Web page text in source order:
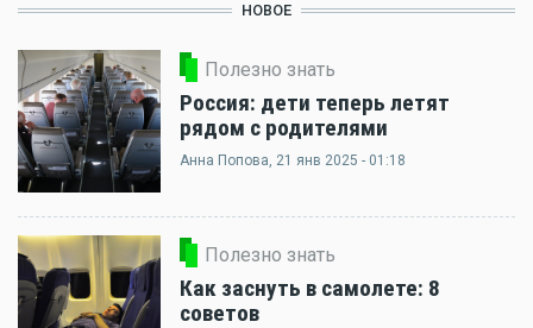
НОВОЕ
Полезно знать
Россия: дети теперь летят
рядом с родителями
Анна Попова, 21 янв 2025 - 01:18
Полезно знать
Как заснуть в самолете: 8
советов